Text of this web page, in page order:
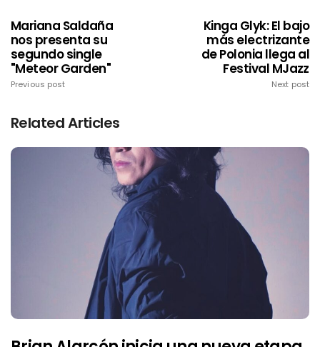
Mariana Saldaña
nos presenta su
segundo single
"Meteor Garden"
Previous post
Kinga Glyk: El bajo
más electrizante
de Polonia llega al
Festival MJazz
Next post
Related Articles